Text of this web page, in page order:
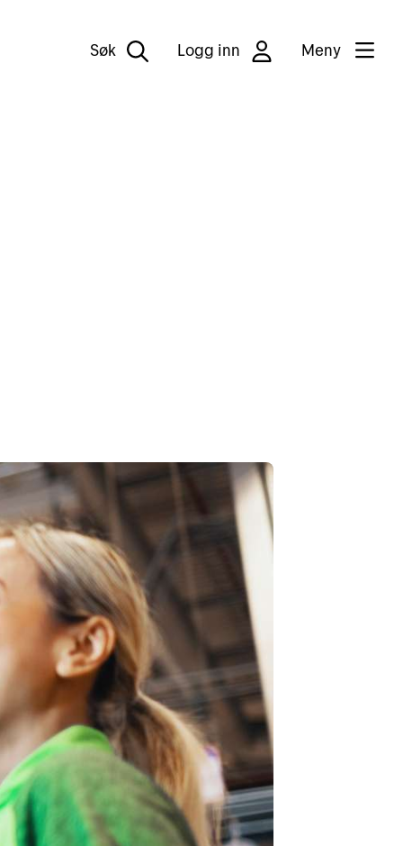
Søk Logg inn Meny